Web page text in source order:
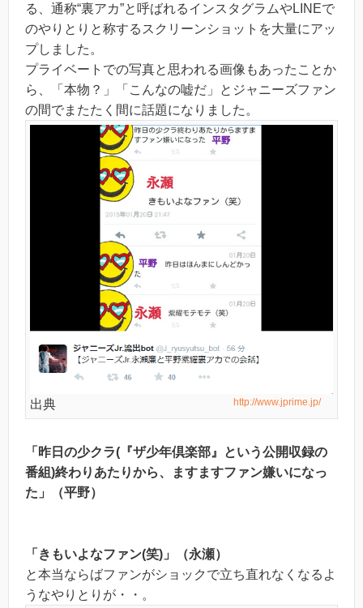
る、通称“裏アカ”と呼ばれるインスタグラムやLINEで
のやりとりと称するスクリーンショットを大量にアッ
プしました。
プライベートでの写真と思われる画像もあったことか
ら、「本物？」「こんなの嘘だ」とジャニーズファン
の間でまたたく間に話題になりました。
出典 http://www.jprime.jp/
「昨日の少クラ(『ザ少年倶楽部』という公開収録の
番組)終わりあたりから、ますますファン嫌いになっ
た」（平野）
「きもいよなファン(笑)」（永瀬）
と本当ならばファンがショックで立ち直れなくなるよ
うなやりとりが・・。